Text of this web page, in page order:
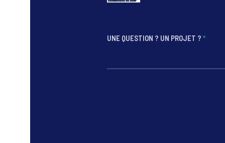
UNE QUESTION ? UN PROJET ? *